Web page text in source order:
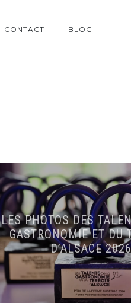
CONTACT BLOG
LES PHOTOS DES
GASTRONOMIE ET DU
D’ALSACE 2026